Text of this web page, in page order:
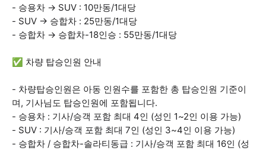
- 승용차 → SUV : 10만동/1대당
- SUV → 승합차 : 25만동/1대당
- 승합차 → 승합차-18인승 : 55만동/1대당
✅ 차량 탑승인원 안내
- 차량탑승인원은 아동 인원수를 포함한 총 탑승인원 기준이
며, 기사님도 탑승인원에 포함됩니다.
- 승용차 : 기사/승객 포함 최대 4인 (성인 1~2인 이용 가능)
- SUV : 기사/승객 포함 최대 7인 (성인 3~4인 이용 가능)
- 승합차 / 승합차-솔라티동급 : 기사/승객 포함 최대 16인 (성